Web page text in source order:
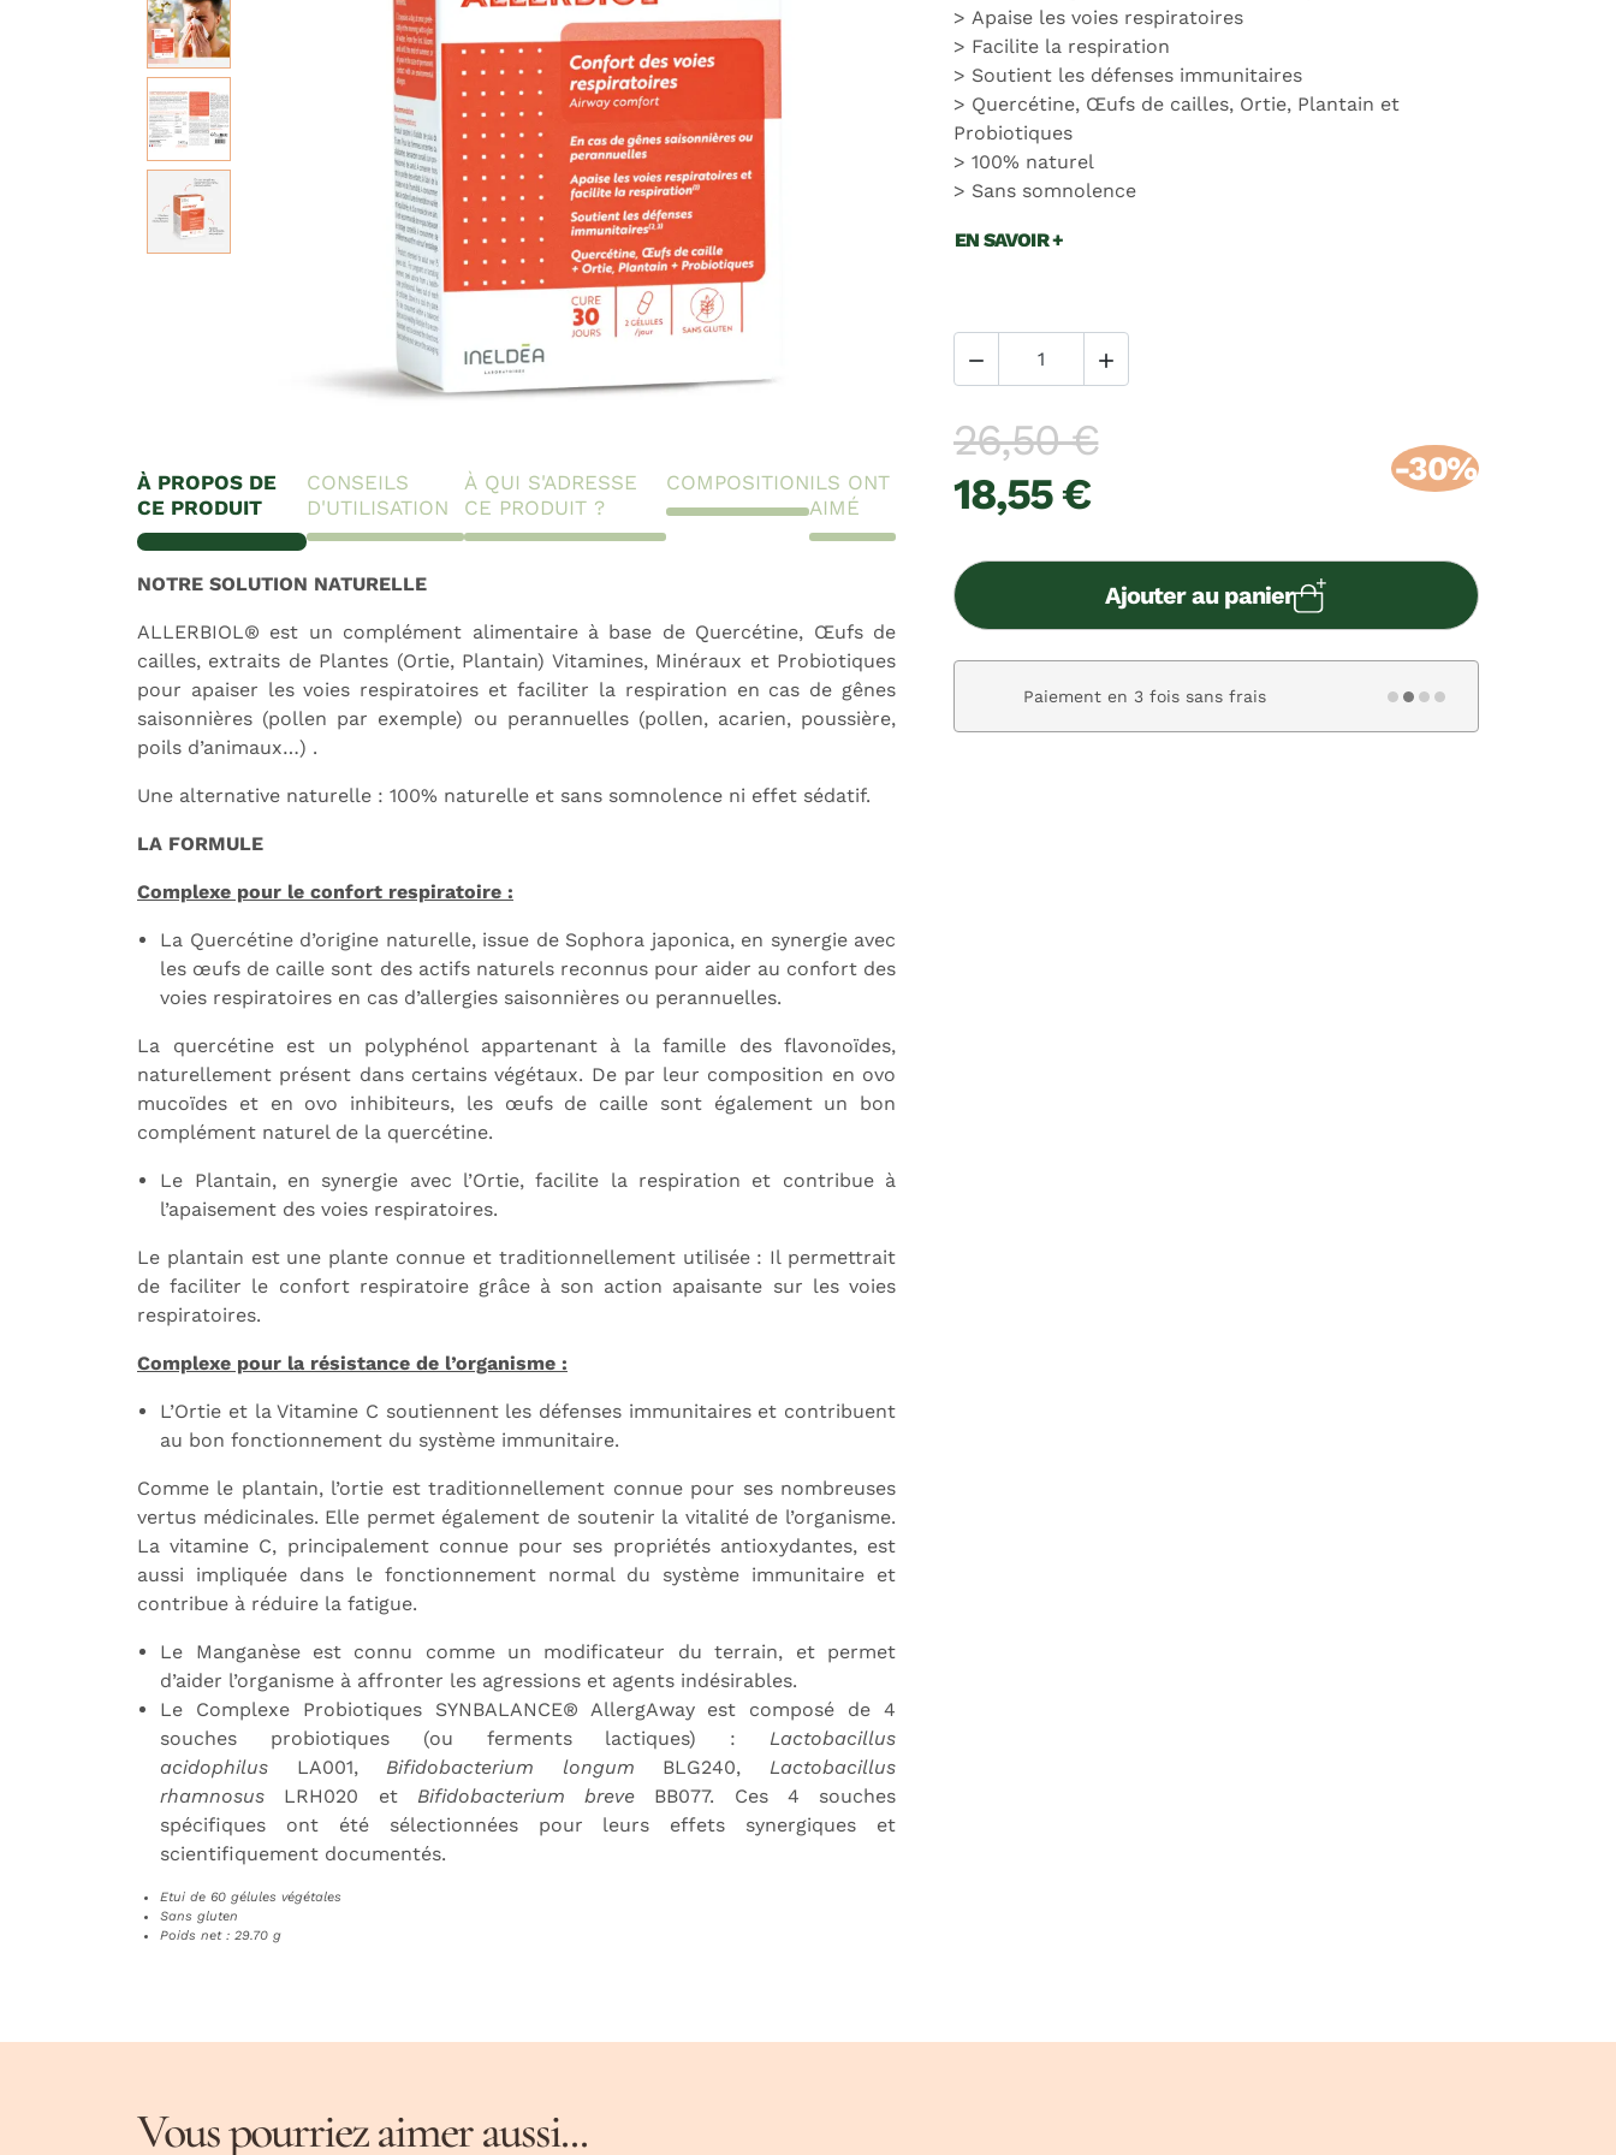
Apaise les voies respiratoires
Facilite la respiration
Soutient les défenses immunitaires
Quercétine, Œufs de cailles, Ortie, Plantain et
Probiotiques
100% naturel
Sans somnolence
EN SAVOIR +
 
26,50 €
18,55 €
-30%
Ajouter au panier
Expédition sous 24h Livraison gratuite dès 59€ Paiement en 3 fois sans frais
À PROPOS DE
CE PRODUIT
CONSEILS
D'UTILISATION
À QUI S'ADRESSE
CE PRODUIT ?
COMPOSITIONILS ONT
AIMÉ
NOTRE SOLUTION NATURELLE
ALLERBIOL® est un complément alimentaire à base de Quercétine, Œufs de
cailles, extraits de Plantes (Ortie, Plantain) Vitamines, Minéraux et Probiotiques
pour apaiser les voies respiratoires et faciliter la respiration en cas de gênes
saisonnières (pollen par exemple) ou perannuelles (pollen, acarien, poussière,
poils d’animaux…) .
Une alternative naturelle : 100% naturelle et sans somnolence ni effet sédatif.
LA FORMULE
Complexe pour le confort respiratoire :
La Quercétine d’origine naturelle, issue de Sophora japonica, en synergie avec
les œufs de caille sont des actifs naturels reconnus pour aider au confort des
voies respiratoires en cas d’allergies saisonnières ou perannuelles.
La quercétine est un polyphénol appartenant à la famille des flavonoïdes,
naturellement présent dans certains végétaux. De par leur composition en ovo
mucoïdes et en ovo inhibiteurs, les œufs de caille sont également un bon
complément naturel de la quercétine.
Le Plantain, en synergie avec l’Ortie, facilite la respiration et contribue à
l’apaisement des voies respiratoires.
Le plantain est une plante connue et traditionnellement utilisée : Il permettrait
de faciliter le confort respiratoire grâce à son action apaisante sur les voies
respiratoires.
Complexe pour la résistance de l’organisme :
L’Ortie et la Vitamine C soutiennent les défenses immunitaires et contribuent
au bon fonctionnement du système immunitaire.
Comme le plantain, l’ortie est traditionnellement connue pour ses nombreuses
vertus médicinales. Elle permet également de soutenir la vitalité de l’organisme.
La vitamine C, principalement connue pour ses propriétés antioxydantes, est
aussi impliquée dans le fonctionnement normal du système immunitaire et
contribue à réduire la fatigue.
Le Manganèse est connu comme un modificateur du terrain, et permet
d’aider l’organisme à affronter les agressions et agents indésirables.
Le Complexe Probiotiques SYNBALANCE® AllergAway est composé de 4
souches probiotiques (ou ferments lactiques) : Lactobacillus
acidophilus LA001,Bifidobacterium longum BLG240, Lactobacillus
rhamnosus LRH020 et Bifidobacterium breve BB077. Ces 4 souches
spécifiques ont été sélectionnées pour leurs effets synergiques et
scientifiquement documentés.
Etui de 60 gélules végétales
Sans gluten
Poids net : 29.70 g
Vous pourriez aimer aussi...